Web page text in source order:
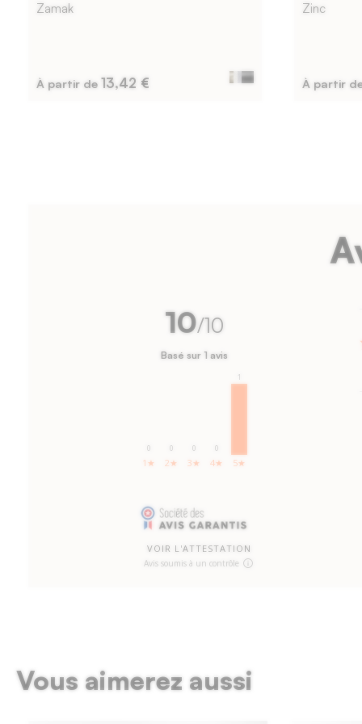
mm,
1
Zamak
À partir de 13,42 €
Zinc
À partir
10/10
Basé sur 1 avis
0
1★
0
2★
0
3★
0
4★
1
5★
VOIR L'ATTESTATION
Avis soumis à un contrôle
Vous aimerez aussi